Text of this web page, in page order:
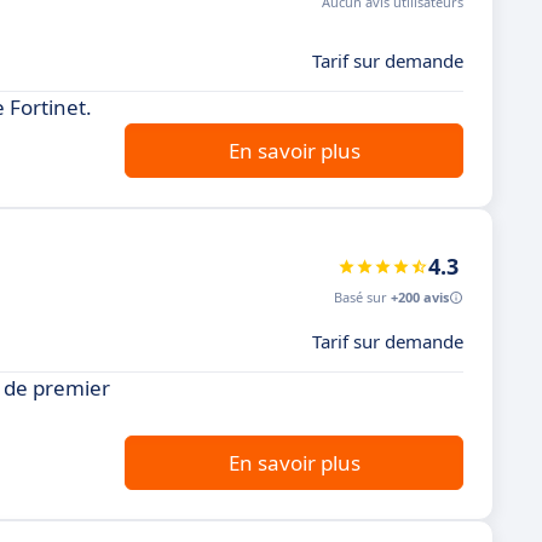
Tarif sur demande
Fortinet.
En savoir plus
4.3
Basé sur +200 avis
Tarif sur demande
premier
En savoir plus